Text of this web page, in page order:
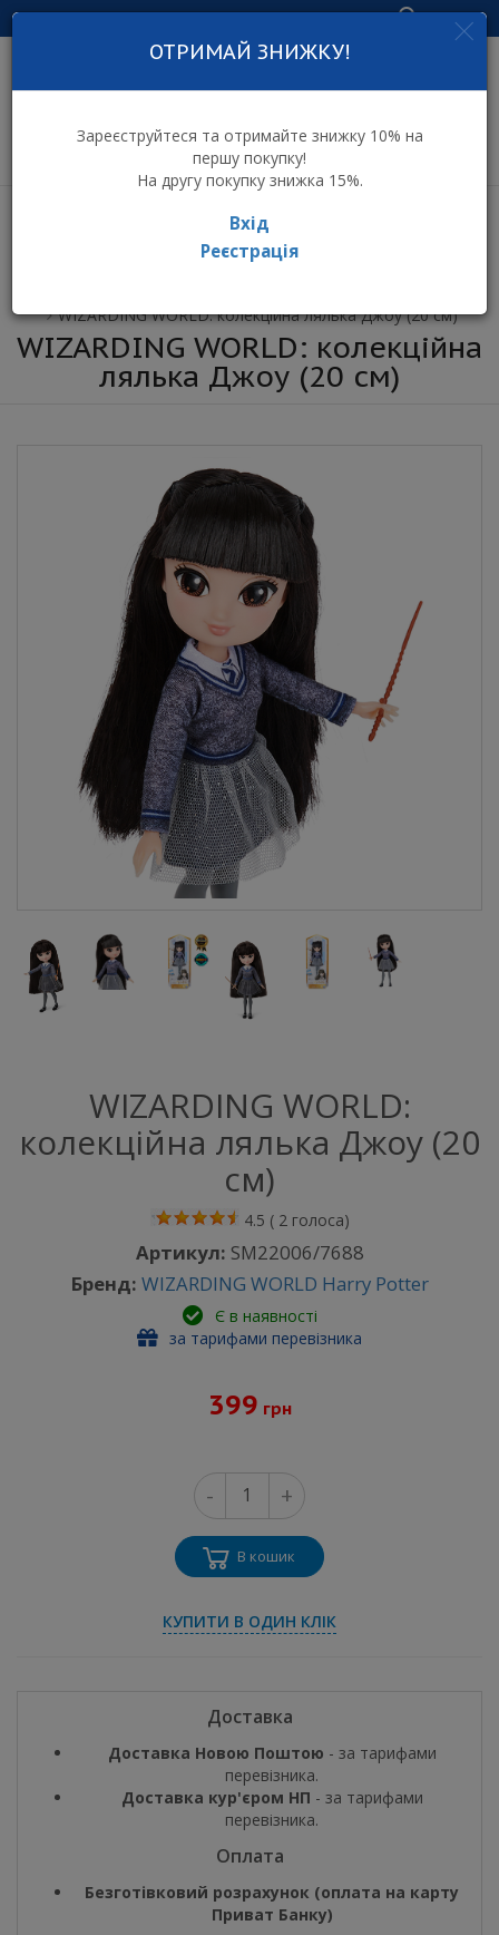
Увійти
інтернет-магазин
ОТРИМАЙ ЗНИЖКУ!
Зареєструйтеся та отримайте знижку 10% на
першу покупку!
На другу покупку знижка 15%.
Вхід
Реєстрація
WIZARDING WORLD: колекційна лялька Джоу (20 см)
WIZARDING WORLD: колекційна
лялька Джоу (20 см)
WIZARDING WORLD:
колекційна лялька Джоу (20
см)
4.5 ( 2голоса)
Артикул: SM22006/7688
Бренд: WIZARDING WORLD Harry Potter
Є в наявності
за тарифами перевізника
399 грн
- +
В кошик
КУПИТИ В ОДИН КЛІК
Доставка
Доставка Новою Поштою - за тарифами
перевізника.
Доставка кур'єром НП - за тарифами
перевізника.
Оплата
Безготівковий розрахунок (оплата на карту
Приват Банку)